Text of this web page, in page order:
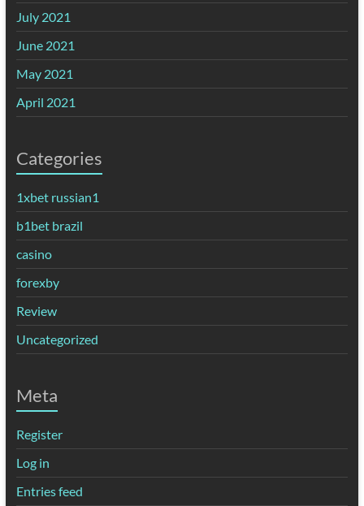
July 2021
June 2021
May 2021
April 2021
Categories
1xbet russian1
b1bet brazil
casino
forexby
Review
Uncategorized
Meta
Register
Log in
Entries feed